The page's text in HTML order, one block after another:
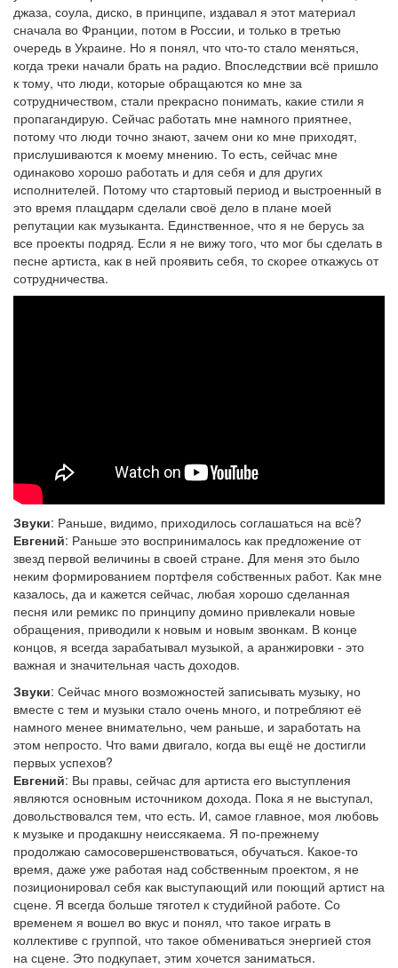
джаза, соула, диско, в принципе, издавал я этот материал
сначала во Франции, потом в России, и только в третью
очередь в Украине. Но я понял, что что-то стало меняться,
когда треки начали брать на радио. Впоследствии всё пришло
к тому, что люди, которые обращаются ко мне за
сотрудничеством, стали прекрасно понимать, какие стили я
пропагандирую. Сейчас работать мне намного приятнее,
потому что люди точно знают, зачем они ко мне приходят,
прислушиваются к моему мнению. То есть, сейчас мне
одинаково хорошо работать и для себя и для других
исполнителей. Потому что стартовый период и выстроенный в
это время плацдарм сделали своё дело в плане моей
репутации как музыканта. Единственное, что я не берусь за
все проекты подряд. Если я не вижу того, что мог бы сделать в
песне артиста, как в ней проявить себя, то скорее откажусь от
сотрудничества.
Звуки: Раньше, видимо, приходилось соглашаться на всё?
Евгений: Раньше это воспринималось как предложение от
звезд первой величины в своей стране. Для меня это было
неким формированием портфеля собственных работ. Как мне
казалось, да и кажется сейчас, любая хорошо сделанная
песня или ремикс по принципу домино привлекали новые
обращения, приводили к новым и новым звонкам. В конце
концов, я всегда зарабатывал музыкой, а аранжировки - это
важная и значительная часть доходов.
Звуки: Сейчас много возможностей записывать музыку, но
вместе с тем и музыки стало очень много, и потребляют её
намного менее внимательно, чем раньше, и заработать на
этом непросто. Что вами двигало, когда вы ещё не достигли
первых успехов?
Евгений: Вы правы, сейчас для артиста его выступления
являются основным источником дохода. Пока я не выступал,
довольствовался тем, что есть. И, самое главное, моя любовь
к музыке и продакшну неиссякаема. Я по-прежнему
продолжаю самосовершенствоваться, обучаться. Какое-то
время, даже уже работая над собственным проектом, я не
позиционировал себя как выступающий или поющий артист на
сцене. Я всегда больше тяготел к студийной работе. Со
временем я вошел во вкус и понял, что такое играть в
коллективе с группой, что такое обмениваться энергией стоя
на сцене. Это подкупает, этим хочется заниматься.